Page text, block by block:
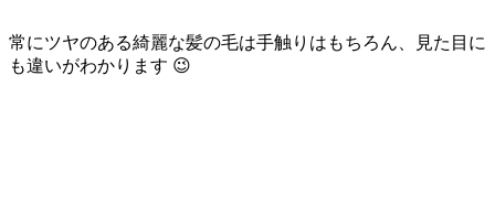
常にツヤのある綺麗な髪の毛は手触りはもちろん、見た目に
も違いがわかります 😉